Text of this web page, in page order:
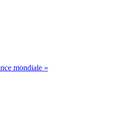
mondiale »